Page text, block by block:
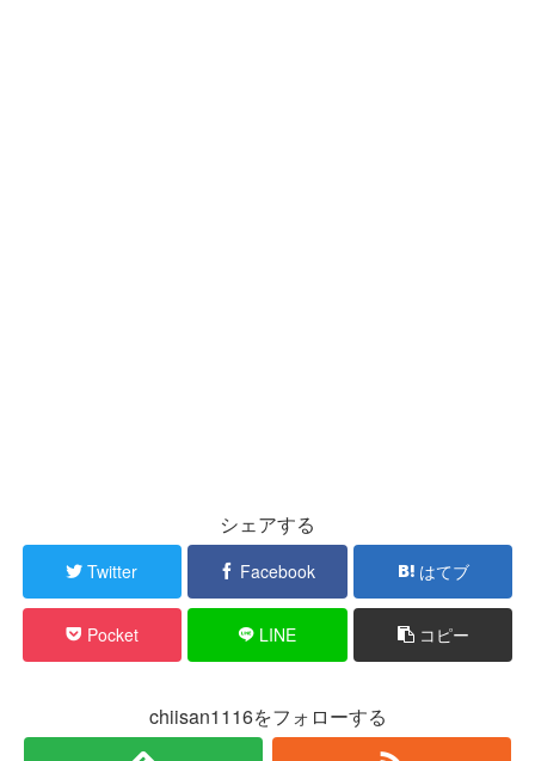
シェアする
Twitter Facebook はてブ
Pocket LINE コピー
chiisan1116をフォローする